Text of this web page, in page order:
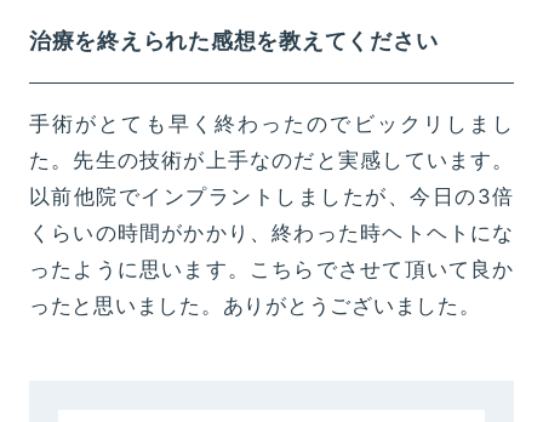
治療を終えられた感想を教えてください
手術がとても早く終わったのでビックリしまし
た。先生の技術が上手なのだと実感しています。
以前他院でインプラントしましたが、今日の3倍
くらいの時間がかかり、終わった時ヘトヘトにな
ったように思います。こちらでさせて頂いて良か
ったと思いました。ありがとうございました。